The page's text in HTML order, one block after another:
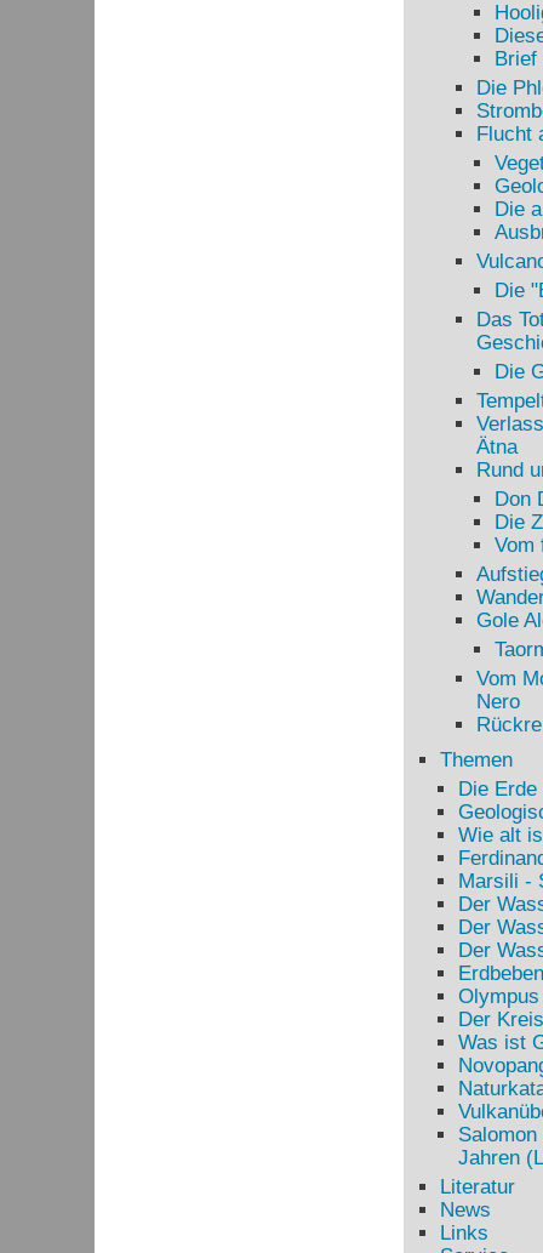
Brief
Die
Flucht
Die
Die
Das
Die
Ätna
Rund
Don
Die
Vom
Gole
Vom
Nero
Themen
Die
Wie alt
Marsili -
Der
Der
Der
Der
Was ist
Jahren
Literatur
News
Links